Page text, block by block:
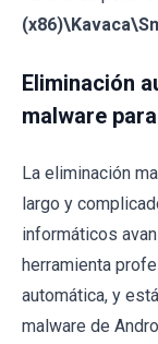
Eliminación
malware
La eliminación
largo y
informáticos
herramienta
automática, y
malware de